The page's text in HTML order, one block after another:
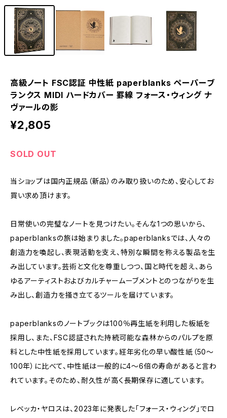
高級ノート FSC認証 中性紙 paperblanks ペーパーブ
ランクス MIDI ハードカバー 罫線 フォース・ウィング ナ
ヴァールの影
¥2,805
SOLD OUT
当ショップは国内正規品（新品）のみ取り扱いのため、安心してお
買い求め頂けます。
日常使いの完璧なノートを見つけたい。そんな1つの思いから、
paperblanksの旅は始まりました。paperblanksでは、人々の
創造力を喚起し、表現活動を支え、特別な瞬間を称える製品を生
み出しています。芸術と文化を尊重しつつ、国と時代を超え、あら
ゆるアーティストおよびカルチャームーブメントとのつながりを生
み出し、創造力を掻き立てるツールを届けています。
paperblanksのノートブックは100％再生紙を利用した板紙を
採用し、また、FSC認証された持続可能な森林からのパルプを原
料とした中性紙を採用しています。経年劣化の早い酸性紙（50〜
100年）に比べて、中性紙は一般的に4〜6倍の寿命があると言わ
れています。そのため、耐久性が高く長期保存に適しています。
レベッカ・ヤロスは、2023年に発表した「フォース・ウィング」でロ